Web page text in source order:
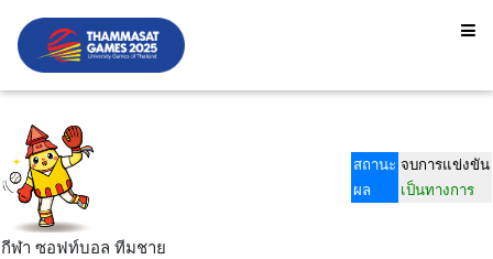
สถานะ จบการแข่งขัน
ผล
เป็นทางการ
กีฬา ซอฟท์บอล ทีมชาย